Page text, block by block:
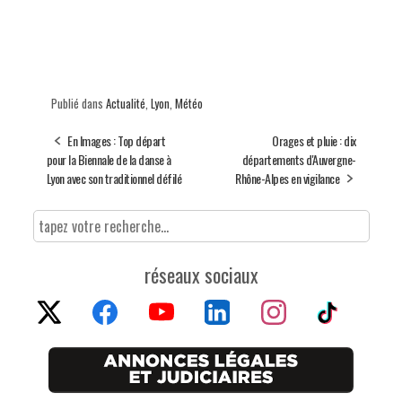
Publié dans Actualité, Lyon, Météo
En Images : Top départ
pour la Biennale de la danse à
Lyon avec son traditionnel défilé
Orages et pluie : dix
départements d'Auvergne-
Rhône-Alpes en vigilance
réseaux sociaux